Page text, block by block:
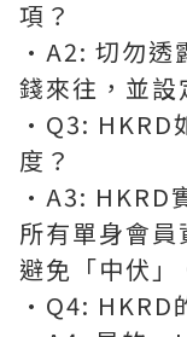
項？
•A2: 切勿透
錢來往，並設
•Q3: HKRD
度？
•A3: HKRD
所有單身會員
避免「中伏」
•Q4: HKRD